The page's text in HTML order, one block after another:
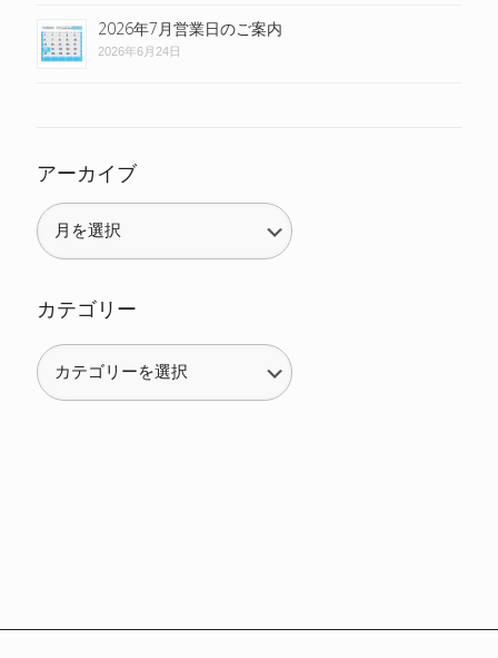
2026年7月営業日のご案内
2026年6月24日
アーカイブ
カテゴリー
カ
テ
ゴ